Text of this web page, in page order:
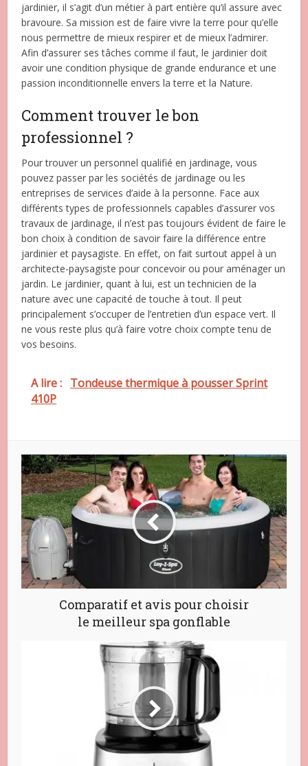
jardinier, il s’agit d’un métier à part entière qu’il assure avec
bravoure. Sa mission est de faire vivre la terre pour qu’elle
nous permettre de mieux respirer et de mieux l’admirer.
Afin d’assurer ses tâches comme il faut, le jardinier doit
avoir une condition physique de grande endurance et une
passion inconditionnelle envers la terre et la Nature.
Comment trouver le bon
professionnel ?
Pour trouver un personnel qualifié en jardinage, vous
pouvez passer par les sociétés de jardinage ou les
entreprises de services d’aide à la personne. Face aux
différents types de professionnels capables d’assurer vos
travaux de jardinage, il n’est pas toujours évident de faire le
bon choix à condition de savoir faire la différence entre
jardinier et paysagiste. En effet, on fait surtout appel à un
architecte-paysagiste pour concevoir ou pour aménager un
jardin. Le jardinier, quant à lui, est un technicien de la
nature avec une capacité de touche à tout. Il peut
principalement s’occuper de l’entretien d’un espace vert. Il
ne vous reste plus qu’à faire votre choix compte tenu de
vos besoins.
A lire : Tondeuse thermique à pousser Sprint
410P
Comparatif et avis pour choisir
le meilleur spa gonflable